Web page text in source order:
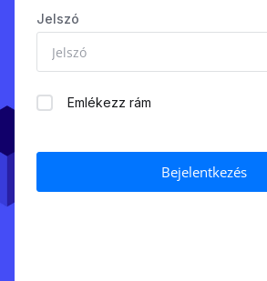
Jelszó
Emlékezz rám